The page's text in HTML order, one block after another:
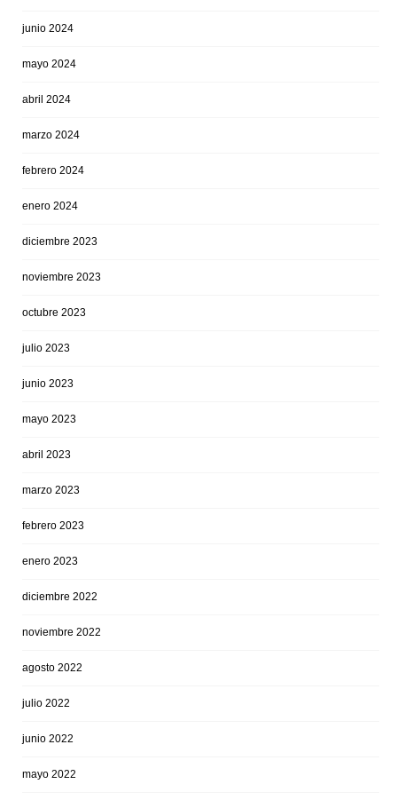
junio 2024
mayo 2024
abril 2024
marzo 2024
febrero 2024
enero 2024
diciembre 2023
noviembre 2023
octubre 2023
julio 2023
junio 2023
mayo 2023
abril 2023
marzo 2023
febrero 2023
enero 2023
diciembre 2022
noviembre 2022
agosto 2022
julio 2022
junio 2022
mayo 2022